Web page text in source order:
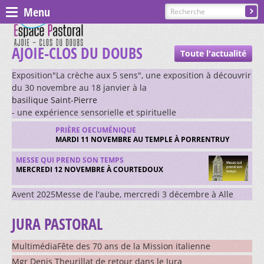
Menu
Espace pastoral
Paroisses
ST GILLES - COURGENAY
PRÉSENTATION, CONTACTS
CÉLÉBRATIONS
CATÉCHÈSE ET SACREMENTS
GROUPES ET MOUVEMENTS
CHORALE SAINTE-CÉCILE
COMMUNION À DOMICILE
EGLISES ET CHAPELLES
GALERIE
ST-JEAN - ALLE-BAROCHE-VENDLINE
PRÉSENTATION, CONTACTS
CÉLÉBRATIONS
CATÉCHÈSE ET SACREMENTS
GROUPES ET MOUVEMENTS
CHORALE SAINTE-CÉCILE ALLE
EGLISES ET CHAPELLES
ST-MARTIN - HAUTE-AJOIE
PRÉSENTATION, CONTACTS
CÉLÉBRATIONS
CATÉCHÈSE ET SACREMENTS
GROUPES ET MOUVEMENTS
ST-NICOLAS DE FLÜE - BONCOURT
PRÉSENTATION, CONTACTS
CÉLÉBRATIONS
CATÉCHÈSE ET SACREMENTS
ST-PIERRE - EN AJOIE
PRÉSENTATION, CONTACTS
CÉLÉBRATIONS
ST-URSANNE - CLOS DU DOUBS
PRÉSENTATION, CONTACTS
Catéchèse et sacrements
AJOIE-CLOS DU DOUBS
Toute l'actualité
Exposition"La crèche aux 5 sens", une exposition à découvrir
du 30 novembre au 18 janvier à la
basilique Saint-Pierre
- une expérience sensorielle et spirituelle
PRIÈRE OECUMÉNIQUE
MARDI 11 NOVEMBRE AU TEMPLE À PORRENTRUY
MESSE QUI PREND SON TEMPS
MERCREDI 12 NOVEMBRE À COURTEDOUX
Avent 2025Messe de l'aube, mercredi 3 décembre à Alle
JURA PASTORAL
MultimédiaFête des 70 ans de la Mission italienne
Mgr Denis Theurillat de retour dans le Jura